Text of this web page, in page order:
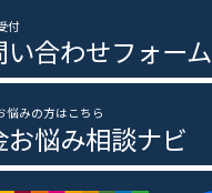
付
い合わせフォーム
悩みの方はこちら
お悩み相談ナビ